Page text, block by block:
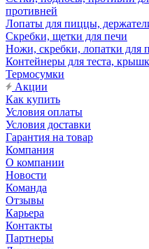
противней
Лопаты для пиццы,
Скребки, щетки для печи
Ножи, скребки, лопатки для
Контейнеры для теста,
Термосумки
Акции
Как купить
Условия оплаты
Условия доставки
Гарантия на товар
Компания
О компании
Новости
Команда
Отзывы
Карьера
Контакты
Партнеры